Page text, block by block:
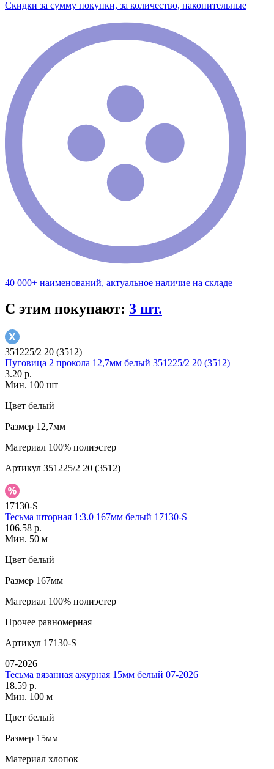
Скидки за сумму покупки, за количество, накопительные
40 000+ наименований, актуальное наличие на складе
С этим покупают: 3 шт.
351225/2 20 (3512)
Пуговица 2 прокола 12,7мм белый 351225/2 20 (3512)
3.20 р.
Мин. 100 шт
Цвет белый
Размер 12,7мм
Материал 100% полиэстер
Артикул 351225/2 20 (3512)
17130-S
Тесьма шторная 1:3.0 167мм белый 17130-S
106.58 р.
Мин. 50 м
Цвет белый
Размер 167мм
Материал 100% полиэстер
Прочее равномерная
Артикул 17130-S
07-2026
Тесьма вязанная ажурная 15мм белый 07-2026
18.59 р.
Мин. 100 м
Цвет белый
Размер 15мм
Материал хлопок